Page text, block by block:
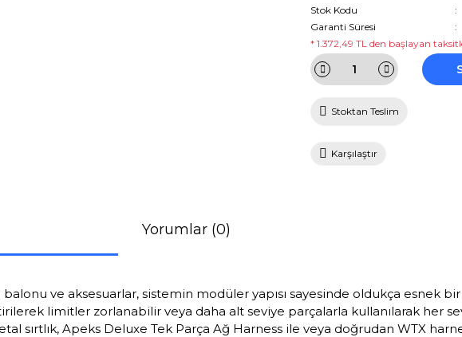
Stok Kodu
Garanti Süresi
* 1.372,49 TL den başlayan
Stoktan Teslim
Karşılaştır
Yorumlar (0)
ve aksesuarlar, sistemin modüler yapısı sayesinde oldukça esnek
limitler zorlanabilir veya daha alt seviye parçalarla kullanılarak her
sırtlık, Apeks Deluxe Tek Parça Ağ Harness ile veya doğrudan WTX